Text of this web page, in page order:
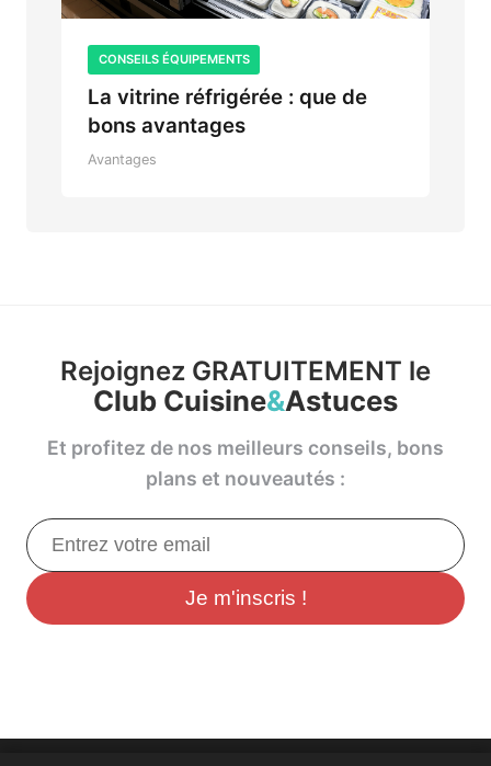
CONSEILS ÉQUIPEMENTS
La vitrine réfrigérée : que de
bons avantages
Avantages
Rejoignez GRATUITEMENT le
Club Cuisine&Astuces
Et profitez de nos meilleurs conseils, bons
plans et nouveautés :
Je m'inscris !